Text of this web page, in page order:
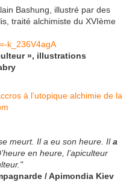
Bashung, illustré par des
traité alchimiste du XVIème
k_236V4agA
», illustrations
meurt. Il a eu son heure. Ila
en heure, l’apiculteur
/ Apimondia Kiev